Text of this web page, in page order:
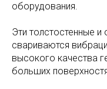
оборудования.
Эти толстостенные
свариваются
высокого качества
больших